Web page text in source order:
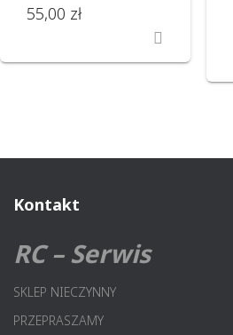
55,00 zł
Kontakt
RC – Serwis
SKLEP NIECZYNNY
PRZEPRASZAMY